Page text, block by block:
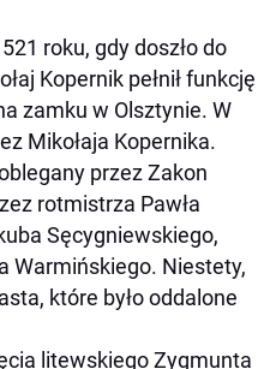
roku, gdy doszło do
Kopernik pełnił funkcję
zamku w Olsztynie. W
Mikołaja Kopernika.
przez Zakon
rotmistrza Pawła
Sęcygniewskiego,
Warmińskiego. Niestety,
które było oddalone
litewskiego Zygmunta